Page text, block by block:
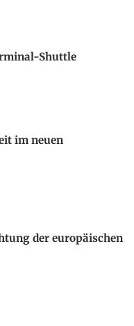
Shuttle
im neuen
der europäischen